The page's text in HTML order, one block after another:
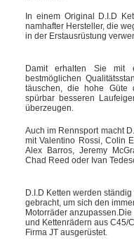
In einem Original D.I.D
namhafter Hersteller, die
in der Erstausrüstung
Damit erhalten Sie mit
bestmöglichen
täuschen, die hohe Güte
spürbar besseren
überzeugen.
Auch im Rennsport macht
mit Valentino Rossi, Colin
Alex Barros, Jeremy
Chad Reed oder Ivan
D.I.D Ketten werden
gebracht, um sich den
Motorräder
und Kettenrädern aus C45/
Firma JT ausgerüstet.